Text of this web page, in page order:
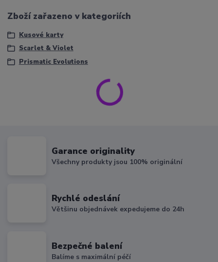
Zboží zařazeno v kategoriích
Kusové karty
Scarlet & Violet
Prismatic Evolutions
Garance originality
Všechny produkty jsou 100% originální
Rychlé odeslání
Většinu objednávek expedujeme do 24h
Bezpečné balení
Balíme s maximální péčí